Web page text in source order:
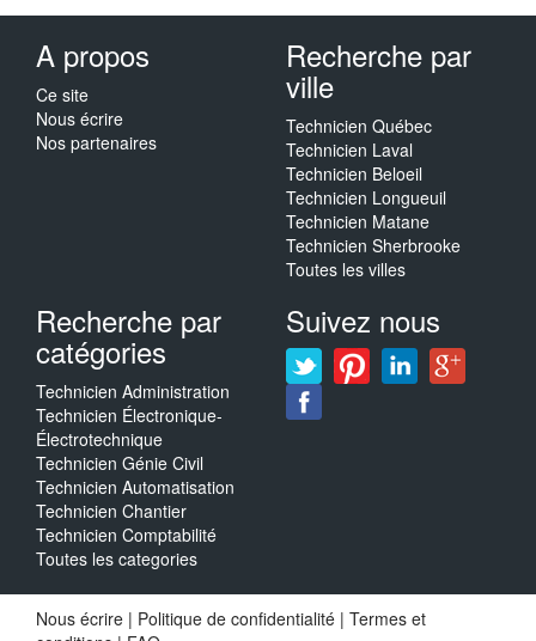
A propos
Ce site
Nous écrire
Nos partenaires
Recherche par
ville
Technicien Québec
Technicien Laval
Technicien Beloeil
Technicien Longueuil
Technicien Matane
Technicien Sherbrooke
Toutes les villes
Recherche par
catégories
Technicien Administration
Technicien Électronique-
Électrotechnique
Technicien Génie Civil
Technicien Automatisation
Technicien Chantier
Technicien Comptabilité
Toutes les categories
Suivez nous
Nous écrire | Politique de confidentialité | Termes et